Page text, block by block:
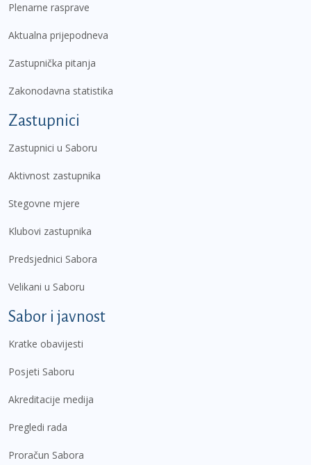
Plenarne rasprave
Aktualna prijepodneva
Zastupnička pitanja
Zakonodavna statistika
Zastupnici
Zastupnici u Saboru
Aktivnost zastupnika
Stegovne mjere
Klubovi zastupnika
Predsjednici Sabora
Velikani u Saboru
Sabor i javnost
Kratke obavijesti
Posjeti Saboru
Akreditacije medija
Pregledi rada
Proračun Sabora